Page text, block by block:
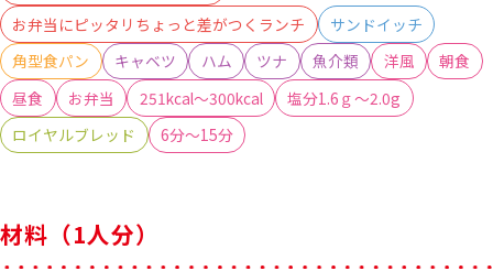
お弁当にピッタリちょっと差がつくランチ
サンドイッチ
角型食パン
キャベツ ハム ツナ 魚介類 洋風
朝食
昼食
お弁当 251kcal～300kcal
塩分1.6ｇ～2.0g
ロイヤルブレッド
6分～15分
材料（1人分）